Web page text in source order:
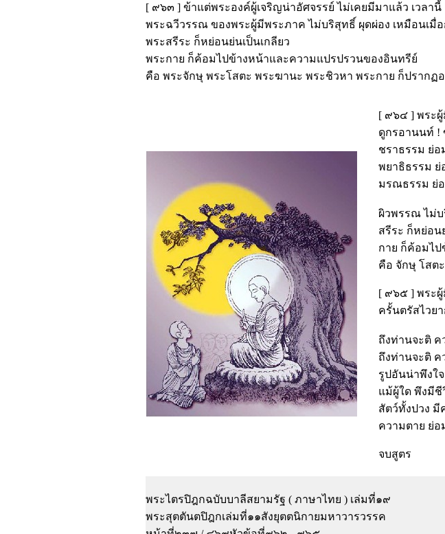
[ ๙๖๓ ] ข้าแต่พระองค์ผู้เจริญน่าอัศจรรย์ ไม่เคยมีมาแล้ว เวลานี้
พระฉวีวรรณ ของพระผู้มีพระภาค ไม่บริสุทธิ์ ผุดผ่อง เหมือนเมื่
พระสรีระ ก็หย่อนย่นเป็นเกลียว
พระกาย ก็ค้อมไปข้างหน้าและความแปรปรวนของอินทรีย์
คือ พระจักษุ พระโสตะ พระฆานะ พระชิวหา พระกาย ก็ปรากฏอ
[ ๙๖๔ ] พระ
ดูกรอานนท์ !
ชราธรรม ย่
พยาธิธรรม
มรณธรรม ย่
ผิวพรรณ ไม่บ
สรีระ ก็หย่อน
กาย ก็ค้อมไ
คือ จักษุ โสต
[ ๙๖๕ ] พระ
ครั้นตรัสไวย
ถึงท่านจะติ ค
ถึงท่านจะติ
รูปอันน่าพึงใ
แม้ผู้ใด พึงมีชี
สัตว์ทั้งปวง มี
ความตาย ย่อ
จบสูตร
พระไตรปิฎกฉบับบาลีสยามรัฐ ( ภาษาไทย ) เล่มที่๑๙
พระสุตตันตปิฎกเล่มที่๑๑สังยุตตนิกายมหาวารวรรค